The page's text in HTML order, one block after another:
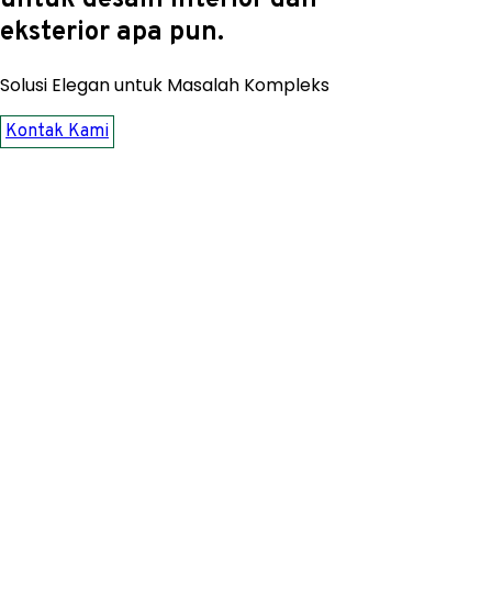
eksterior apa pun.
Solusi Elegan untuk Masalah Kompleks
Kontak Kami